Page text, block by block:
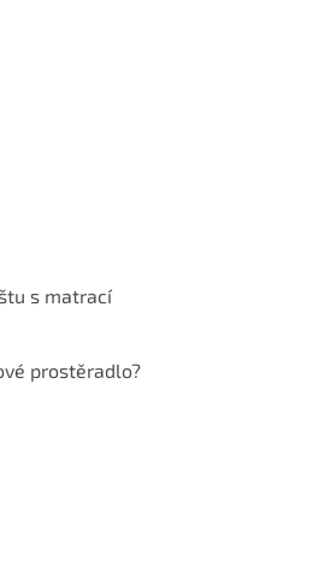
s matrací
prostěradlo?